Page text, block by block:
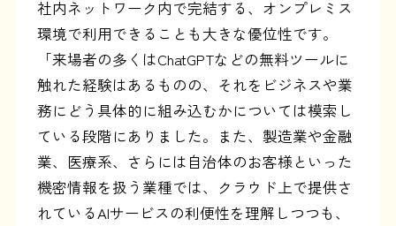
社内ネットワーク内で完結する、オンプレミス
環境で利用できることも大きな優位性です。
「来場者の多くはChatGPTなどの無料ツールに
触れた経験はあるものの、それをビジネスや業
務にどう具体的に組み込むかについては模索し
ている段階にありました。また、製造業や金融
業、医療系、さらには自治体のお客様といった
機密情報を扱う業種では、クラウド上で提供さ
れているAIサービスの利便性を理解しつつも、